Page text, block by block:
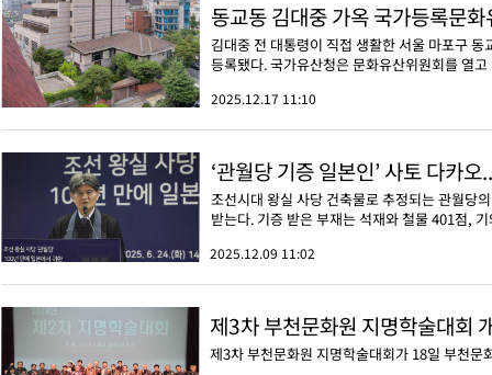
동교동 김대중 가옥 국가등록문
김대중 전 대통령이 직접 생활한 서울 마포구
등록됐다. 국가유산청은 문화유산위원회를 열
2025.12.17 11:10
‘관월당 기증 일본인’ 사토 다카
조선시대 왕실 사당 건축물로 추정되는 관월당
받는다. 기증 받은 부재는 석재와 철물 401점,
2025.12.09 11:02
제3차 부천문화원 지명학술대회
제3차 부천문화원 지명학술대회가 18일 부천문